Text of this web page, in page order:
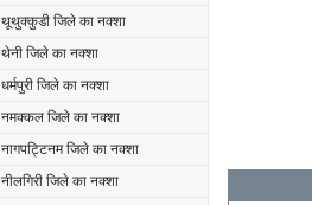
थूथुक्कुडी जिले का नक्शा
थेनी जिले का नक्शा
धर्मपुरी जिले का नक्शा
नमक्कल जिले का नक्शा
नागपट्टिनम जिले का नक्शा
नीलगिरी जिले का नक्शा